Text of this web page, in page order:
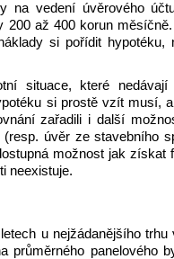
na vedení úvěrového
200 až 400 korun
si pořídit hypotéku,
situace, které nedávají
si prostě vzít musí,
zařadili i další
úvěr ze stavebního
možnost jak získat
neexistuje.
u nejžádanějšího
průměrného panelového